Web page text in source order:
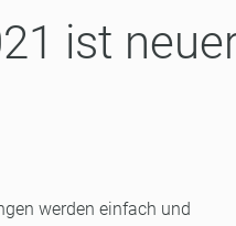
ist
werden einfach und